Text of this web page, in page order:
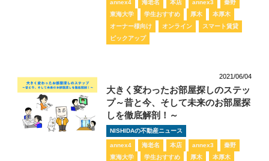
annex4 海老名 本店 annex3
秦野
東海大学
学生おすすめ 厚木
本厚木
オーナー様向け
オンライン
スマート賃貸
ピックアップ
2021/06/04
大きく変わったお部屋探しのステッ
プ～昔と今、そして未来のお部屋探
しを徹底解剖！～
NISHIDAの不動産ニュース
annex4 海老名 本店 annex3
秦野
東海大学
学生おすすめ 厚木
本厚木